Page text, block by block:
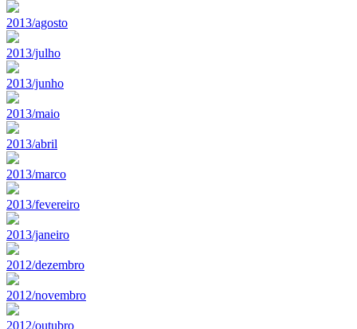
2013/agosto
2013/julho
2013/junho
2013/maio
2013/abril
2013/marco
2013/fevereiro
2013/janeiro
2012/dezembro
2012/novembro
2012/outubro